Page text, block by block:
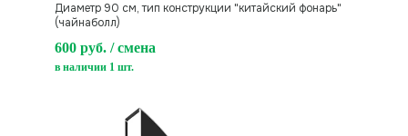
Диаметр 90 см, тип конструкции "китайский фонарь"
(чайнаболл)
600 руб. / смена
в наличии 1 шт.